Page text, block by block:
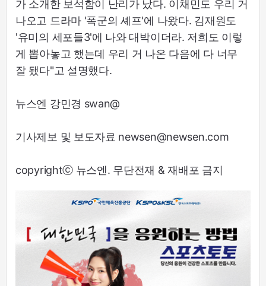
가 소개한 보석함이 난리가 났다. 이채민도 우리 거
나오고 드라마 '폭군의 셰프'에 나왔다. 김재원도
'유미의 세포들3'에 나와 대박이더라. 저희도 이렇
게 뽑아놓고 했는데 우리 거 나온 다음에 다 너무
잘 됐다"고 설명했다.
뉴스엔 강민경 swan@
기사제보 및 보도자료 newsen@newsen.com
copyrightⓒ 뉴스엔. 무단전재 & 재배포 금지